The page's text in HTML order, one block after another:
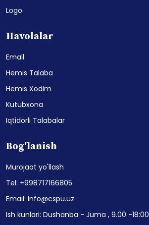
Logo
Havolalar
Email
Hemis Talaba
Hemis Xodim
Kutubxona
Iqtidorli Talabalar
Bog'lanish
Murojaat yo'llash
Tel: +998717166805
Email: info@cspu.uz
Ish kunlari: Dushanba - Juma , 9.00 -18:00